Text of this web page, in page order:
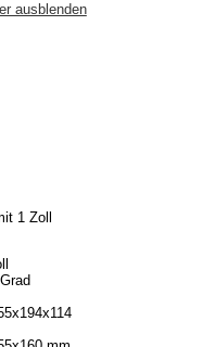
ausblenden
1 Zoll